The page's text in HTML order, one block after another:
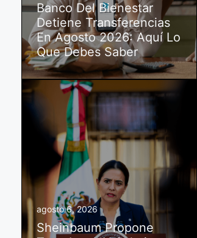
Banco Del Bienestar
Detiene Transferencias
En Agosto 2026: Aquí Lo
Que Debes Saber
agosto 6, 2026
Sheinbaum Propone